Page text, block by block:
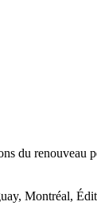
du renouveau
Montréal,